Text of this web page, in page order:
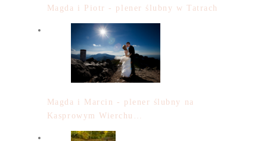
Magda i Piotr - plener ślubny w Tatrach
Magda i Marcin - plener ślubny na
Kasprowym Wierchu…